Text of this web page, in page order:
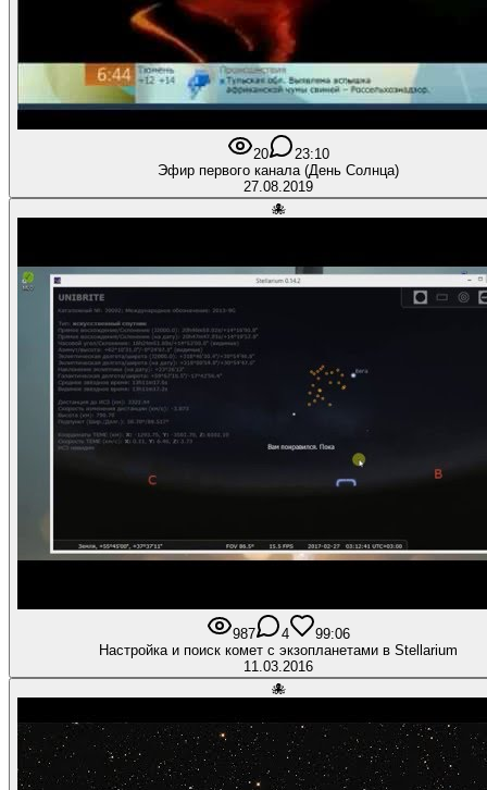
20 23:10
Эфир первого канала (День Солнца)
27.08.2019
🐙
987 4 99:06
Настройка и поиск комет с экзопланетами в Stellarium
11.03.2016
🐙